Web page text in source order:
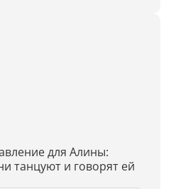
для Алины:
танцуют и говорят ей